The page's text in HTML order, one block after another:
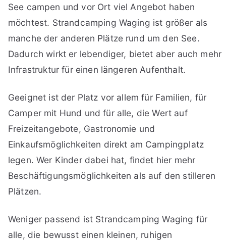
See campen und vor Ort viel Angebot haben
möchtest. Strandcamping Waging ist größer als
manche der anderen Plätze rund um den See.
Dadurch wirkt er lebendiger, bietet aber auch mehr
Infrastruktur für einen längeren Aufenthalt.
Geeignet ist der Platz vor allem für Familien, für
Camper mit Hund und für alle, die Wert auf
Freizeitangebote, Gastronomie und
Einkaufsmöglichkeiten direkt am Campingplatz
legen. Wer Kinder dabei hat, findet hier mehr
Beschäftigungsmöglichkeiten als auf den stilleren
Plätzen.
Weniger passend ist Strandcamping Waging für
alle, die bewusst einen kleinen, ruhigen